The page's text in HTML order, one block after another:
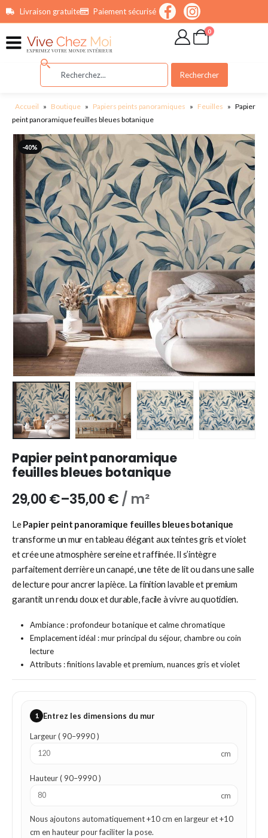
principalLivraison gratuite Paiement sécurisé
0
Rechercher
Accueil » Boutique » Papiers peints panoramiques » Feuilles » Papier
peint panoramique feuilles bleues botanique
-40%
Papier peint panoramique
feuilles bleues botanique
29,00€–35,00€/ m²
LePapier peint panoramique feuilles bleues botanique
transforme un mur en tableau élégant aux teintes gris et violet
et crée une atmosphère sereine et raffinée. Il s’intègre
parfaitement derrière un canapé, une tête de lit ou dans une salle
de lecture pour ancrer la pièce. La finition lavable et premium
garantit un rendu doux et durable, facile à vivre au quotidien.
Ambiance : profondeur botanique et calme chromatique
Emplacement idéal : mur principal du séjour, chambre ou coin
lecture
Attributs : finitions lavable et premium, nuances gris et violet
1 Entrez les dimensions du mur
Largeur ( 90–9990 )
cm
Hauteur ( 90–9990 )
cm
Nous ajoutons automatiquement +10 cm en largeur et +10
cm en hauteur pour faciliter la pose.